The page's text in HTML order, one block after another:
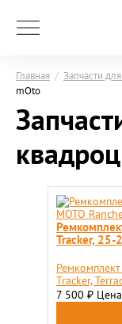
Главная / Запчасти
mOto
Tracker, 25-
Tracker,
7 500 ₽